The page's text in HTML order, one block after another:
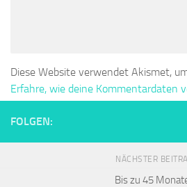
Diese Website verwendet Akismet,
Erfahre, wie deine Kommentardaten
FOLGEN:
NÄCHSTER
Bis zu 45